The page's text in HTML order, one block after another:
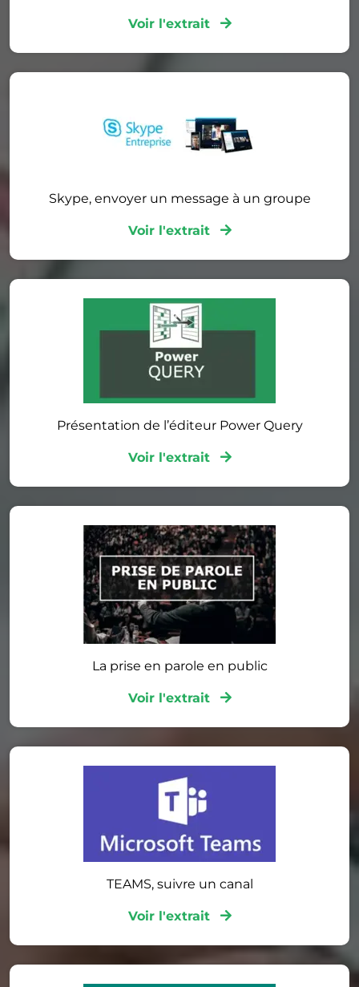
Voir l'extrait
Skype, envoyer un message à un groupe
Voir l'extrait
Présentation de l’éditeur Power Query
Voir l'extrait
La prise en parole en public
Voir l'extrait
TEAMS, suivre un canal
Voir l'extrait